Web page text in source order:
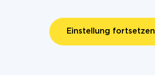
Einstellung fortsetzen